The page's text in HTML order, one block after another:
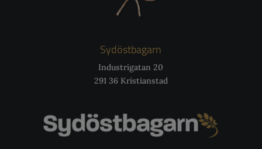
Sydöstbagarn
Industrigatan 20
291 36 Kristianstad